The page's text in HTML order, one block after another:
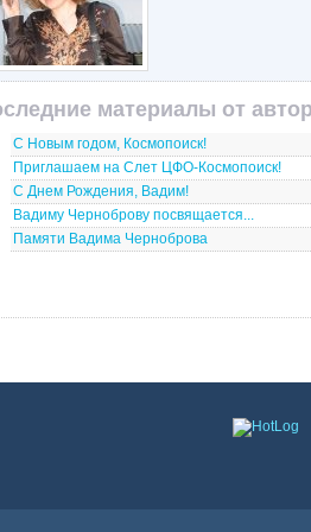
материалы от
С Новым годом, Космопоиск!
Приглашаем на Слет ЦФО-Космопоиск!
С Днем Рождения, Вадим!
Вадиму Черноброву посвящается...
Памяти Вадима Черноброва